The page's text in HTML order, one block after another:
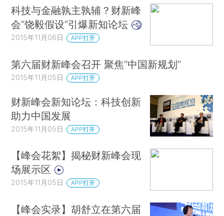
科技与金融孰主孰辅？财新峰
会“饶毅假设”引爆新知论坛
2015年11月06日 APP打开
第六届财新峰会召开 聚焦“中国新规划”
2015年11月05日 APP打开
财新峰会新知论坛：科技创新
助力中国发展
2015年11月05日 APP打开
【峰会花絮】揭秘财新峰会现
场展示区
2015年11月05日 APP打开
【峰会实录】胡舒立在第六届